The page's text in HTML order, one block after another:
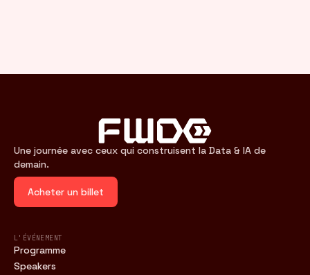
Une journée avec ceux qui construisent la Data & IA de
demain.
Acheter un billet
L'ÉVÉNEMENT
Programme
Speakers